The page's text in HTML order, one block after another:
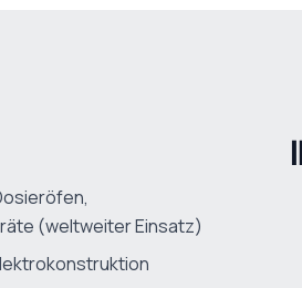
(weltweiter Einsatz)